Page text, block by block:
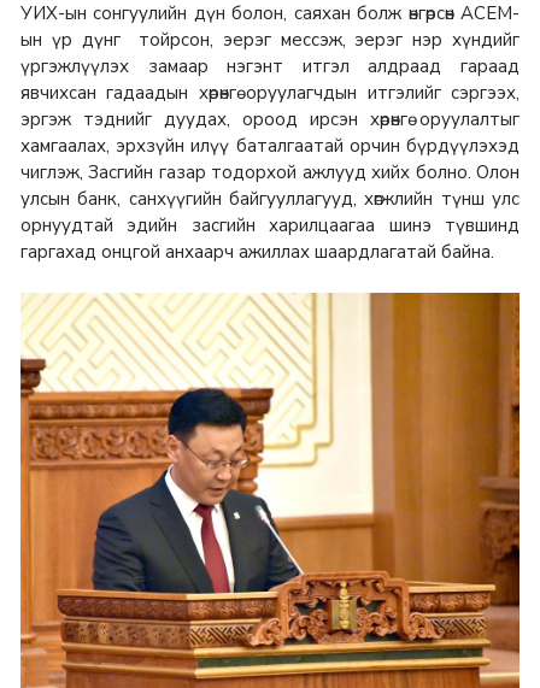
УИХ-ын сонгуулийн дүн болон, саяхан болж өнгөрсөн АСЕМ-
ын үр дүнг тойрсон, эерэг мессэж, эерэг нэр хүндийг
үргэжлүүлэх замаар нэгэнт итгэл алдраад гараад
явчихсан гадаадын хөрөнгө оруулагчдын итгэлийг сэргээх,
эргэж тэднийг дуудах, ороод ирсэн хөрөнгө оруулалтыг
хамгаалах, эрхзүйн илүү баталгаатай орчин бүрдүүлэхэд
чиглэж, Засгийн газар тодорхой ажлууд хийх болно. Олон
улсын банк, санхүүгийн байгууллагууд, хөгжлийн түнш улс
орнуудтай эдийн засгийн харилцаагаа шинэ түвшинд
гаргахад онцгой анхаарч ажиллах шаардлагатай байна.